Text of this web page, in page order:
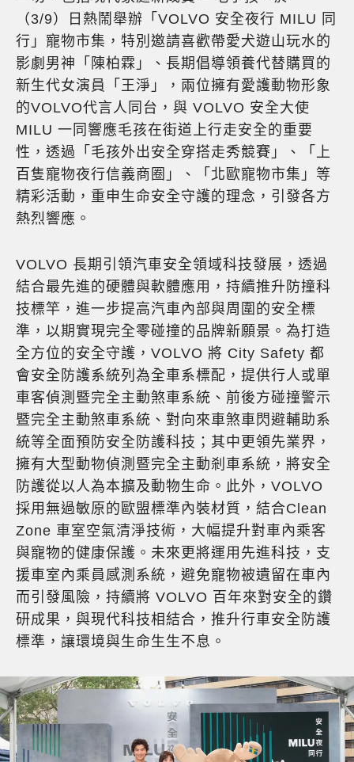
（3/9）日熱鬧舉辦「VOLVO 安全夜行 MILU 同
行」寵物市集，特別邀請喜歡帶愛犬遊山玩水的
影劇男神「陳柏霖」、長期倡導領養代替購買的
新生代女演員「王淨」，兩位擁有愛護動物形象
的VOLVO代言人同台，與 VOLVO 安全大使
MILU 一同響應毛孩在街道上行走安全的重要
性，透過「毛孩外出安全穿搭走秀競賽」、「上
百隻寵物夜行信義商圈」、「北歐寵物市集」等
精彩活動，重申生命安全守護的理念，引發各方
熱烈響應。
VOLVO 長期引領汽車安全領域科技發展，透過
結合最先進的硬體與軟體應用，持續推升防撞科
技標竿，進一步提高汽車內部與周圍的安全標
準，以期實現完全零碰撞的品牌新願景。為打造
全方位的安全守護，VOLVO 將 City Safety 都
會安全防護系統列為全車系標配，提供行人或單
車客偵測暨完全主動煞車系統、前後方碰撞警示
暨完全主動煞車系統、對向來車煞車閃避輔助系
統等全面預防安全防護科技；其中更領先業界，
擁有大型動物偵測暨完全主動剎車系統，將安全
防護從以人為本擴及動物生命。此外，VOLVO
採用無過敏原的歐盟標準內裝材質，結合Clean
Zone 車室空氣清淨技術，大幅提升對車內乘客
與寵物的健康保護。未來更將運用先進科技，支
援車室內乘員感測系統，避免寵物被遺留在車內
而引發風險，持續將 VOLVO 百年來對安全的鑽
研成果，與現代科技相結合，推升行車安全防護
標準，讓環境與生命生生不息。